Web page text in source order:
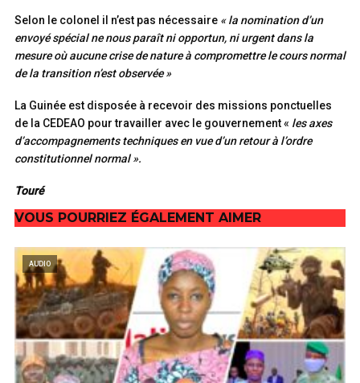
Selon le colonel il n’est pas nécessaire « la nomination d’un
envoyé spécial ne nous paraît ni opportun, ni urgent dans la
mesure où aucune crise de nature à compromettre le cours normal
de la transition n’est observée »
La Guinée est disposée à recevoir des missions ponctuelles
de la CEDEAO pour travailler avec le gouvernement « les axes
d’accompagnements techniques en vue d’un retour à l’ordre
constitutionnel normal ».
Touré
VOUS POURRIEZ ÉGALEMENT AIMER
AUDIO